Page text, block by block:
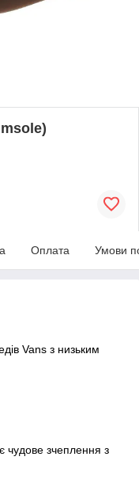
Оплата Умови
Vans з низьким
чудове зчеплення з